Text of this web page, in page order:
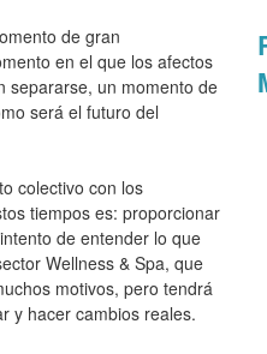
de gran
en el que los afectos
separarse, un momento de
será el futuro del
colectivo con los
tiempos es: proporcionar
de entender lo que
Wellness & Spa, que
motivos, pero tendrá
y hacer cambios reales.